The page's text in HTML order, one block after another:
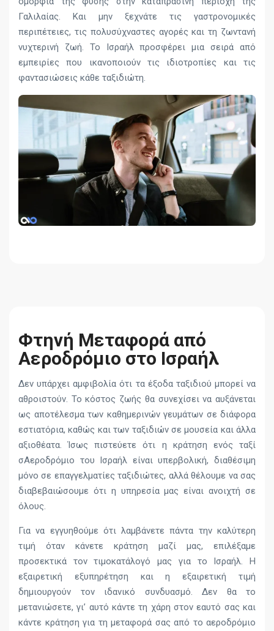
Γαλιλαίας. Και μην ξεχνάτε τις γαστρονομικές
περιπέτειες, τις πολυσύχναστες αγορές και τη ζωντανή
νυχτερινή ζωή. Το Ισραήλ προσφέρει μια σειρά από
εμπειρίες που ικανοποιούν τις ιδιοτροπίες και τις
φαντασιώσεις κάθε ταξιδιώτη.
Φτηνή Μεταφορά από
Αεροδρόμιο στο Ισραήλ
Δεν υπάρχει αμφιβολία ότι τα έξοδα ταξιδιού μπορεί να
αθροιστούν. Το κόστος ζωής θα συνεχίσει να αυξάνεται
ως αποτέλεσμα των καθημερινών γευμάτων σε διάφορα
εστιατόρια, καθώς και των ταξιδιών σε μουσεία και άλλα
αξιοθέατα. Ίσως πιστεύετε ότι η κράτηση ενός ταξί
σΑεροδρόμιο του Ισραήλ είναι υπερβολική, διαθέσιμη
μόνο σε επαγγελματίες ταξιδιώτες, αλλά θέλουμε να σας
διαβεβαιώσουμε ότι η υπηρεσία μας είναι ανοιχτή σε
όλους.
Για να εγγυηθούμε ότι λαμβάνετε πάντα την καλύτερη
τιμή όταν κάνετε κράτηση μαζί μας, επιλέξαμε
προσεκτικά τον τιμοκατάλογό μας για το Ισραήλ. Η
εξαιρετική εξυπηρέτηση και η εξαιρετική τιμή
δημιουργούν τον ιδανικό συνδυασμό. Δεν θα το
μετανιώσετε, γι’ αυτό κάντε τη χάρη στον εαυτό σας και
κάντε κράτηση για τη μεταφορά σας από το αεροδρόμιο